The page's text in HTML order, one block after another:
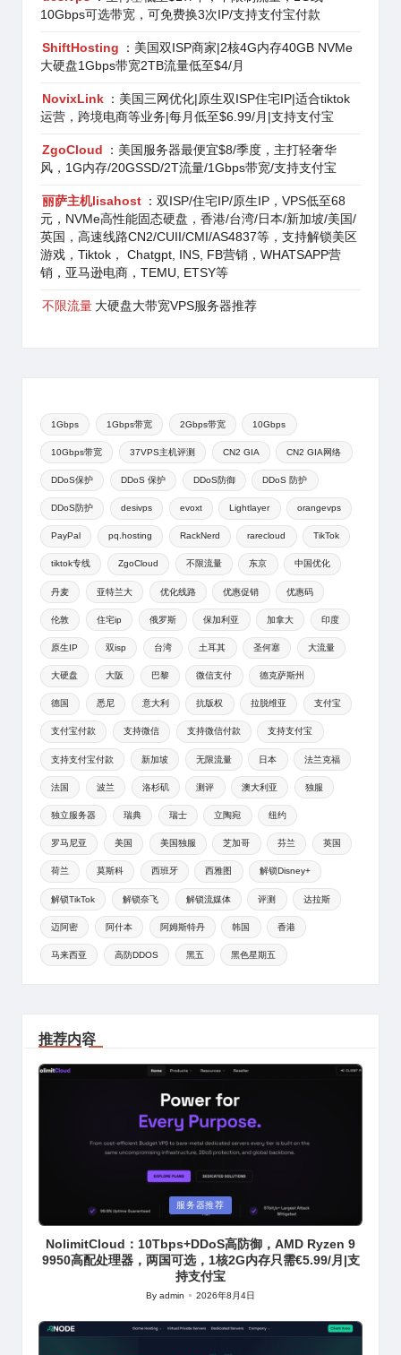
10Gbps可选带宽，可免费换3次IP/支持支付宝付款
ShiftHosting
：美国双ISP商家|2核4G内存40GB NVMe
大硬盘1Gbps带宽2TB流量低至$4/月
NovixLink ：美国三网优化|原生双ISP住宅IP|适合tiktok
运营，跨境电商等业务|每月低至$6.99/月|支持支付宝
ZgoCloud
：美国服务器最便宜$8/季度，主打轻奢华
风，1G内存/20GSSD/2T流量/1Gbps带宽/支持支付宝
丽萨主机lisahost ：双ISP/住宅IP/原生IP，VPS低至68
元，NVMe高性能固态硬盘，香港/台湾/日本/新加坡/美国/
英国，高速线路CN2/CUII/CMI/AS4837等，支持解锁美区
游戏，Tiktok， Chatgpt, INS, FB营销，WHATSAPP营
销，亚马逊电商，TEMU, ETSY等
不限流量 大硬盘大带宽VPS服务器推荐
1Gbps 1Gbps带宽 2Gbps带宽 10Gbps
10Gbps带宽 37VPS主机评测 CN2 GIA CN2 GIA网络
DDoS保护 DDoS 保护 DDoS防御 DDoS 防护
DDoS防护 desivps evoxt Lightlayer orangevps
PayPal pq.hosting RackNerd rarecloud TikTok
tiktok专线 ZgoCloud 不限流量 东京 中国优化
丹麦 亚特兰大 优化线路 优惠促销 优惠码
伦敦 住宅ip 俄罗斯 保加利亚 加拿大 印度
原生IP 双isp 台湾 土耳其 圣何塞 大流量
大硬盘 大阪 巴黎 微信支付 德克萨斯州
德国 悉尼 意大利 抗版权 拉脱维亚 支付宝
支付宝付款 支持微信 支持微信付款 支持支付宝
支持支付宝付款 新加坡 无限流量 日本 法兰克福
法国 波兰 洛杉矶 测评 澳大利亚 独服
独立服务器 瑞典 瑞士 立陶宛 纽约
罗马尼亚 美国 美国独服 芝加哥 芬兰 英国
荷兰 莫斯科 西班牙 西雅图 解锁Disney+
解锁TikTok 解锁奈飞 解锁流媒体 评测 达拉斯
迈阿密 阿什本 阿姆斯特丹 韩国 香港
马来西亚 高防DDOS 黑五 黑色星期五
推荐内容
Posted
in
服务器推荐
NolimitCloud：10Tbps+DDoS高防御，AMD Ryzen 9
9950高配处理器，两国可选，1核2G内存只需€5.99/月|支
持支付宝
Posted
Byadmin 2026年8月4日